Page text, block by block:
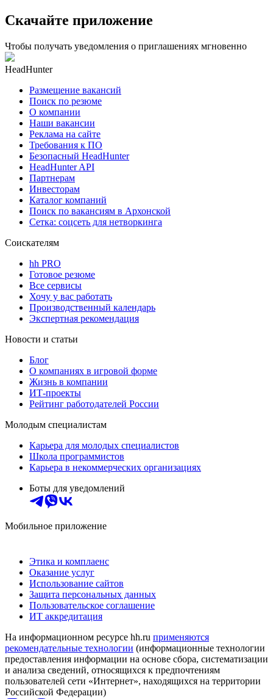
Скачайте приложение
Чтобы получать уведомления о приглашениях мгновенно
HeadHunter
Размещение вакансий
Поиск по резюме
О компании
Наши вакансии
Реклама на сайте
Требования к ПО
Безопасный HeadHunter
HeadHunter API
Партнерам
Инвесторам
Каталог компаний
Поиск по вакансиям в Архонской
Сетка: соцсеть для нетворкинга
Соискателям
hh PRO
Готовое резюме
Все сервисы
Хочу у вас работать
Производственный календарь
Экспертная рекомендация
Новости и статьи
Блог
О компаниях в игровой форме
Жизнь в компании
ИТ-проекты
Рейтинг работодателей России
Молодым специалистам
Карьера для молодых специалистов
Школа программистов
Карьера в некоммерческих организациях
Боты для уведомлений
Мобильное приложение
Этика и комплаенс
Оказание услуг
Использование сайтов
Защита персональных данных
Пользовательское соглашение
ИТ аккредитация
На информационном ресурсе hh.ru применяются
рекомендательные технологии (информационные технологии
предоставления информации на основе сбора, систематизации
и анализа сведений, относящихся к предпочтениям
пользователей сети «Интернет», находящихся на территории
Российской Федерации)